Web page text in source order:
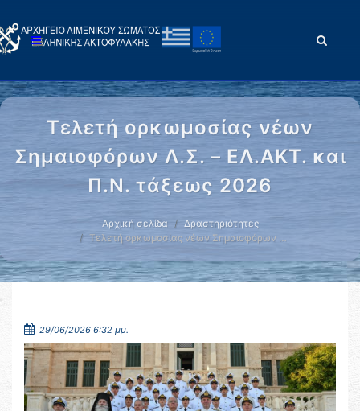
Τελετή ορκωμοσίας νέων
Σημαιοφόρων Λ.Σ. – ΕΛ.ΑΚΤ. και
Π.Ν. τάξεως 2026
Αρχική σελίδα
Δραστηριότητες
Τελετή ορκωμοσίας νέων Σημαιοφόρων …
29/06/2026 6:32 μμ.